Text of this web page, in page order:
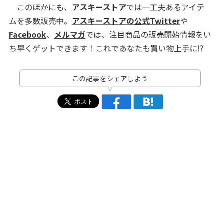
このほかにも、 アスキーストアでは一工夫あるアイテ
ムを多数販売中。 アスキーストアの公式Twitterや
Facebook、 メルマガでは、注目商品の販売開始情報をい
ち早くゲットできます！これであなたも買い物上手に⁉
この記事をシェアしよう